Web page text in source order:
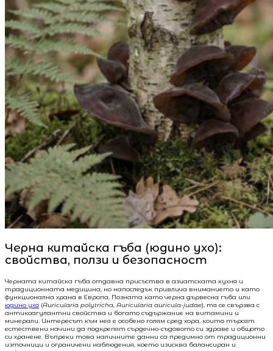
Черна китайска гъба (юдино ухо):
свойства, ползи и безопасност
Черната китайска гъба отдавна присъства в азиатската кухня и
традиционната медицина, но напоследък привлича вниманието и като
функционална храна в Европа. Позната като черна дървесна гъба или
юдино ухо (Auricularia polytricha, Auricularia auricula-judae), тя се свързва с
антикоагулантни свойства и богато съдържание на витамини и
минерали. Интересът към нея е особено голям сред хора, които търсят
естествени начини да подкрепят сърдечно-съдовото си здраве и общото
си хранене. Въпреки това наличните данни са предимно от традиционни
източници и ограничени наблюдения, което изисква балансиран и